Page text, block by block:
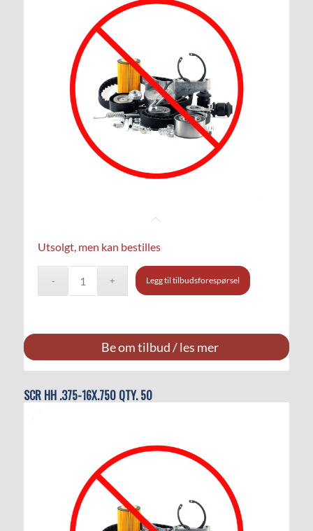
Utsolgt, men kan bestilles
Legg til tilbudsforespørsel
Be om tilbud / les mer
SCR HH .375-16X.750 QTY. 50